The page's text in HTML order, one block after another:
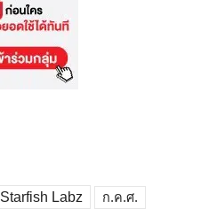
Starfish Labz ก.ค.ศ.